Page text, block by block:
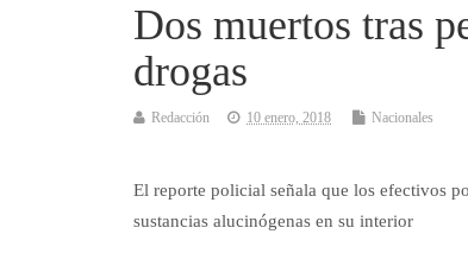
Dos muertos tras
drogas
Redacción 10 enero, 2018 Nacionales
El reporte policial señala que los efectivos
sustancias alucinógenas en su interior